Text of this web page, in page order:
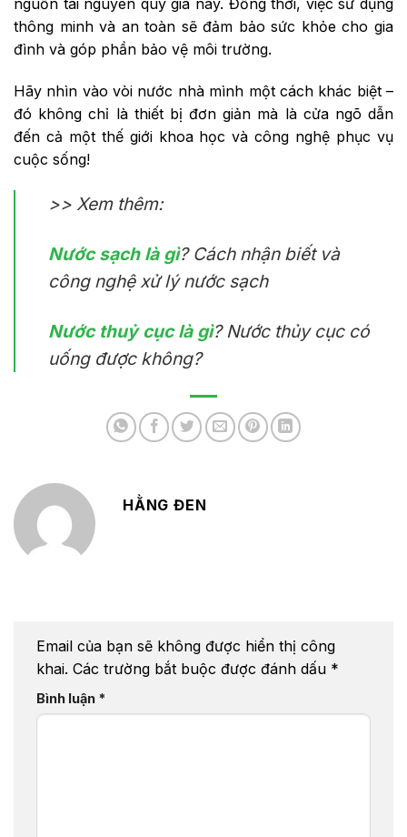
nguồn tài nguyên quý giá này. Đồng thời, việc sử dụng
thông minh và an toàn sẽ đảm bảo sức khỏe cho gia
đình và góp phần bảo vệ môi trường.
Hãy nhìn vào vòi nước nhà mình một cách khác biệt –
đó không chỉ là thiết bị đơn giản mà là cửa ngõ dẫn
đến cả một thế giới khoa học và công nghệ phục vụ
cuộc sống!
>> Xem thêm:
Nước sạch là gì? Cách nhận biết và
công nghệ xử lý nước sạch
Nước thuỷ cục là gì? Nước thủy cục có
uống được không?
HẰNG ĐEN
Email của bạn sẽ không được hiển thị công
khai. Các trường bắt buộc được đánh dấu *
Bình luận *